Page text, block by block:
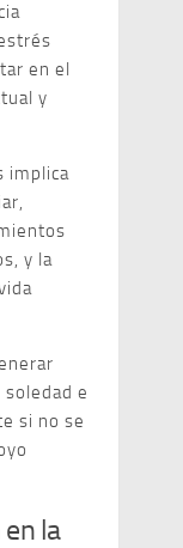
en el
y
implica
y la
e
si no se
la